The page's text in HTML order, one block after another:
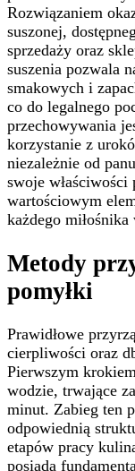
Rozwiązaniem
suszonej,
sprzedaży oraz
suszenia pozwala
smakowych i
co do legalnego
przechowywania
korzystanie z
niezależnie od
swoje właściwości
wartościowym
każdego
Metody
pomyłki
Prawidłowe
cierpliwości oraz
Pierwszym
wodzie, trwające
minut. Zabieg ten
odpowiednią
etapów pracy
posiada